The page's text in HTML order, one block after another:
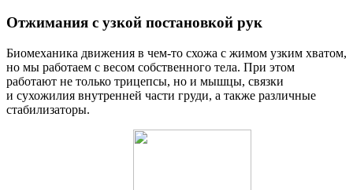
Отжимания с узкой постановкой рук
Биомеханика движения в чем-то схожа с жимом узким хватом,
но мы работаем с весом собственного тела. При этом
работают не только трицепсы, но и мышцы, связки
и сухожилия внутренней части груди, а также различные
стабилизаторы.